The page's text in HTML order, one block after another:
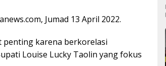
Jumad 13 April 2022.
penting karena berkorelasi
Louise Lucky Taolin yang fokus